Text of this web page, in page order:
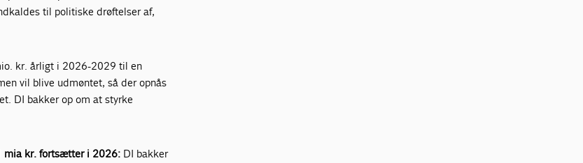
til politiske drøftelser af,
kr. årligt i 2026-2029 til en
vil blive udmøntet, så der opnås
DI bakker op om at styrke
mia kr. fortsætter i 2026: DI bakker